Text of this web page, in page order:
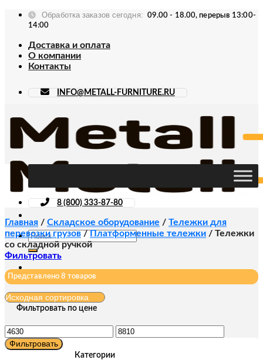
Skip
Обработка заказов сегодня:
09.00 - 18.00, перерыв 13:00-
14:00
Доставка и оплата
О компании
Контакты
INFO@METALL-FURNITURE.RU
Искать:
8 (800) 333-87-80
Главная / Складское оборудование / Тележки для
перевозки грузов / Платформенные тележки / Тележки
со складной ручкой
Фильтровать
Представлено 8 товаров
Фильтровать по цене
Минимальная
цена
Максимальная
цена
Фильтровать
Категории